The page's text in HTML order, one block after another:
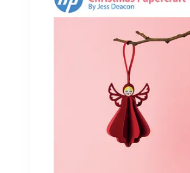
Personalízalo: el diseño en blanco
Apto para el aula: rápido de